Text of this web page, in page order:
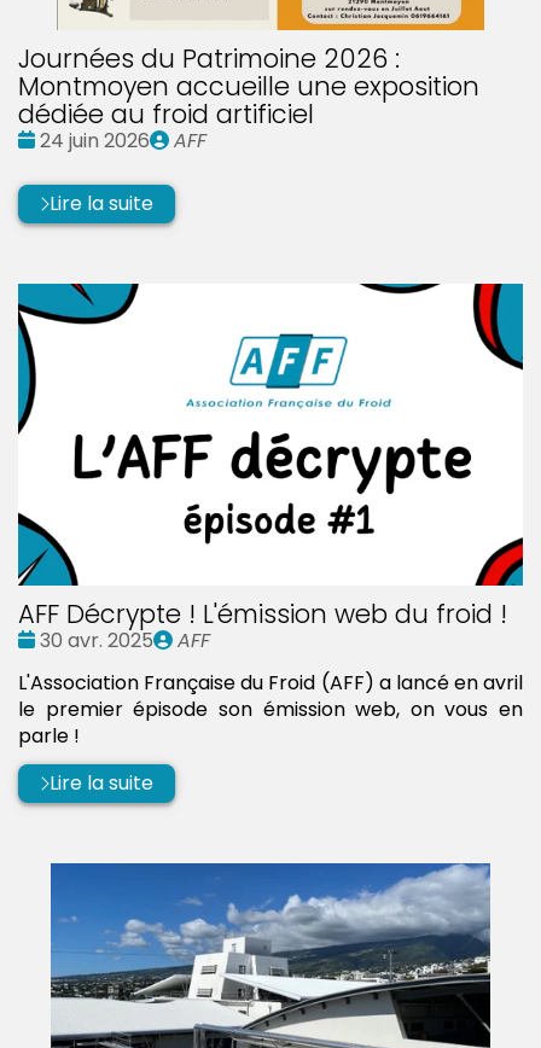
Journées du Patrimoine 2026 :
Montmoyen accueille une exposition
dédiée au froid artificiel
Date
24 juin 2026
Publié
AFF
Lire la suite
AFF Décrypte ! L'émission web du froid !
Date
30 avr. 2025
Publié
AFF
L'Association Française du Froid (AFF) a lancé en avril
le premier épisode son émission web, on vous en
parle !
Lire la suite